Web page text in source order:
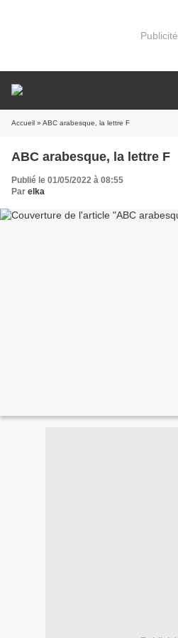
Publicité
Accueil » ABC arabesque, la lettre F
ABC arabesque, la lettre F
Publié le 01/05/2022 à 08:55
Par elka